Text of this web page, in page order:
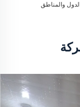
والمناطق